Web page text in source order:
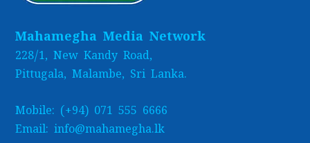
Mahamegha Media Network
228/1, New Kandy Road,
Pittugala, Malambe, Sri Lanka.
Mobile: (+94) 071 555 6666
Email: info@mahamegha.lk